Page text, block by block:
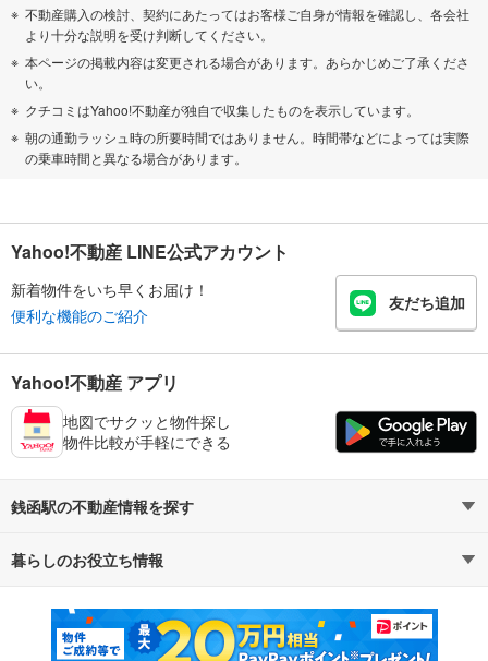
不動産購入の検討、契約にあたってはお客様ご自身が情報を確認し、各会社
より十分な説明を受け判断してください。
本ページの掲載内容は変更される場合があります。あらかじめご了承くださ
い。
クチコミはYahoo!不動産が独自で収集したものを表示しています。
朝の通勤ラッシュ時の所要時間ではありません。時間帯などによっては実際
の乗車時間と異なる場合があります。
Yahoo!不動産 LINE公式アカウント
新着物件をいち早くお届け！
便利な機能のご紹介
友だち追加
Yahoo!不動産 アプリ
地図でサクッと物件探し
物件比較が手軽にできる
銭函駅の不動産情報を探す
不動産・住宅
新築マンション 中古マンション
暮らしのお役立ち情報
マンションカタログ 教えて！住まいの先生